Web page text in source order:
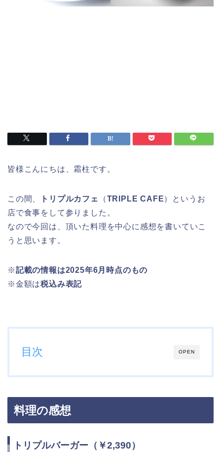
皆様こんにちは、霜柱です。
この間、 トリプルカフェ （TRIPLE CAFE）というお
店で食事をして参りました。
なので今回は、頂いた料理を中心に感想を書いていこ
うと思います。
※記載の情報は2025年6月時点のもの
※金額は税込み表記
OPEN
目次
料理の感想
トリプルバーガー（￥2,390）